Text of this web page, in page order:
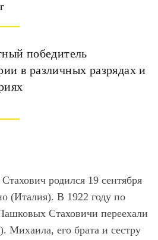
победитель
в различных разрядах и
родился 19 сентября
(Италия). В 1922 году по
Стаховичи переехали
Михаила, его брата и сестру